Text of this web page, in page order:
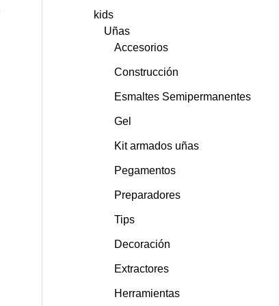
kids
Uñas
Accesorios
Construcción
Esmaltes Semipermanentes
Gel
Kit armados uñas
Pegamentos
Preparadores
Tips
Decoración
Extractores
Herramientas